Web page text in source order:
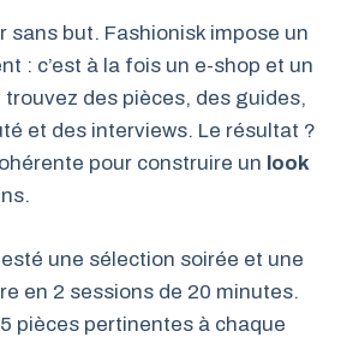
sans but. Fashionisk impose un
: c’est à la fois un e-shop et un
trouvez des pièces, des guides,
et des interviews. Le résultat ?
pour construire un look
une sélection soirée et une
en 2 sessions de 20 minutes.
pièces pertinentes à chaque